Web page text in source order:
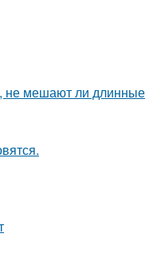
не мешают ли длинные